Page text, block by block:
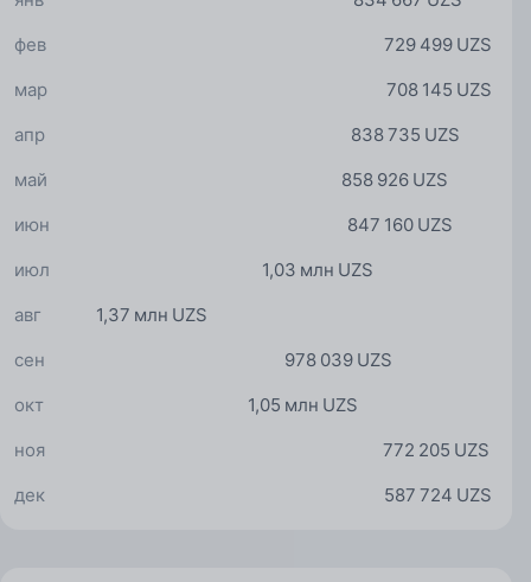
729 499 UZS
фев
708 145 UZS
мар
838 735 UZS
апр
858 926 UZS
май
847 160 UZS
июн
1,03 млн UZS
июл
1,37 млн UZS
авг
978 039 UZS
сен
1,05 млн UZS
окт
772 205 UZS
ноя
587 724 UZS
дек